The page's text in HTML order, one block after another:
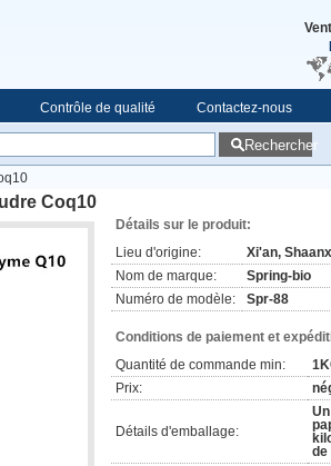
Contrôle de qualité Contactez-nous
Rechercher
Coq10
Détails sur le produit:
Lieu d'origine:
Xi'an,
Nom de marque:
Spring-bio
Numéro de modèle:
Spr-88
Conditions de paiement et
Quantité de commande min:
Prix:
Détails d'emballage:
de